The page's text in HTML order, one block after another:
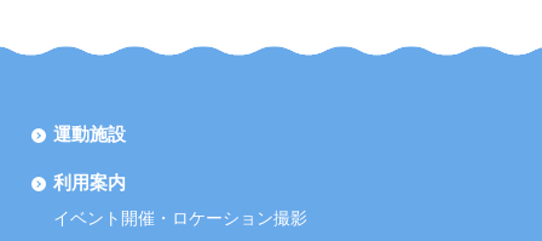
運動施設
利用案内
イベント開催・ロケーション撮影